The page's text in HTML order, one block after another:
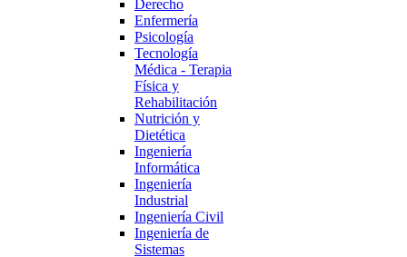
Derecho
Enfermería
Psicología
Tecnología
Médica - Terapia
Física y
Rehabilitación
Nutrición y
Dietética
Ingeniería
Informática
Ingeniería
Industrial
Ingeniería Civil
Ingeniería de
Sistemas